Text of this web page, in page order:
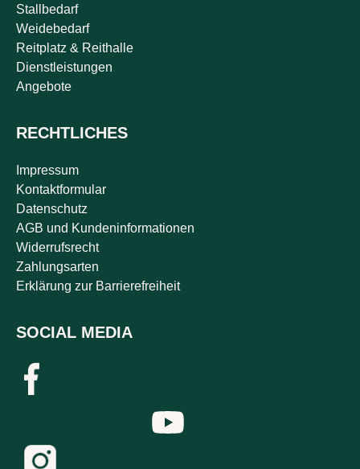
Stallbedarf
Weidebedarf
Reitplatz & Reithalle
Dienstleistungen
Angebote
RECHTLICHES
Impressum
Kontaktformular
Datenschutz
AGB und Kundeninformationen
Widerrufsrecht
Zahlungsarten
Erklärung zur Barrierefreiheit
SOCIAL MEDIA